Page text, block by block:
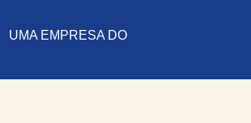
UMA EMPRESA DO